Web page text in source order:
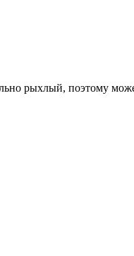
рыхлый, поэтому